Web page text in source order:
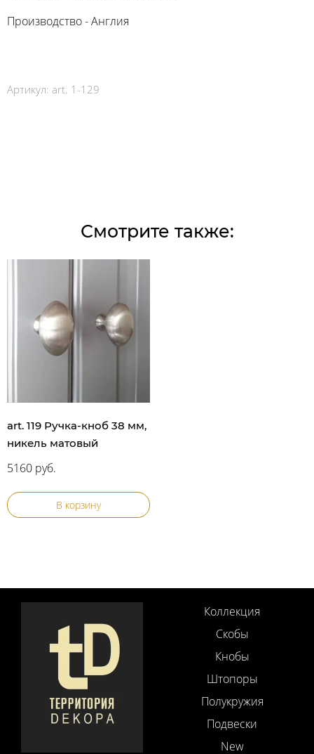
Производство - Англия
Артикул: art. 1-129
Смотрите также:
art. 119 Ручка-кноб 38 мм,
никель матовый
5160 руб.
В корзину
Коллекция
Скобы
Кнобы
Штопоры
Полукружия
Подвески
New